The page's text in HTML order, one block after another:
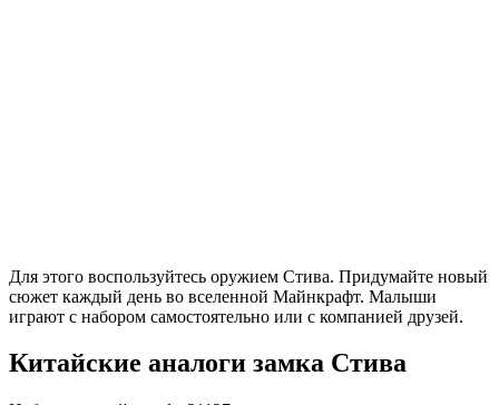
Для этого воспользуйтесь оружием Стива. Придумайте новый
сюжет каждый день во вселенной Майнкрафт. Малыши
играют с набором самостоятельно или с компанией друзей.
Китайские аналоги замка Стива